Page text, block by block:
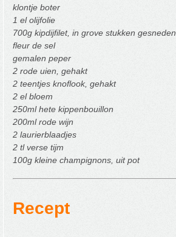
klontje boter
1 el olijfolie
700g kipdijfilet, in grove stukken gesneden
fleur de sel
gemalen peper
2 rode uien, gehakt
2 teentjes knoflook, gehakt
2 el bloem
250ml hete kippenbouillon
200ml rode wijn
2 laurierblaadjes
2 tl verse tijm
100g kleine champignons, uit pot
Recept